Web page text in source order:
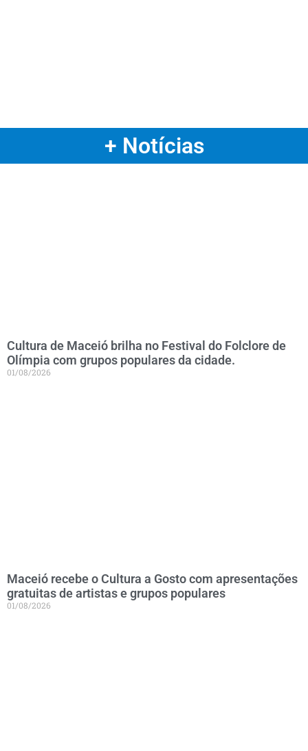
+ Notícias
Cultura de Maceió brilha no Festival do Folclore de
Olímpia com grupos populares da cidade.
01/08/2026
Maceió recebe o Cultura a Gosto com apresentações
gratuitas de artistas e grupos populares
01/08/2026